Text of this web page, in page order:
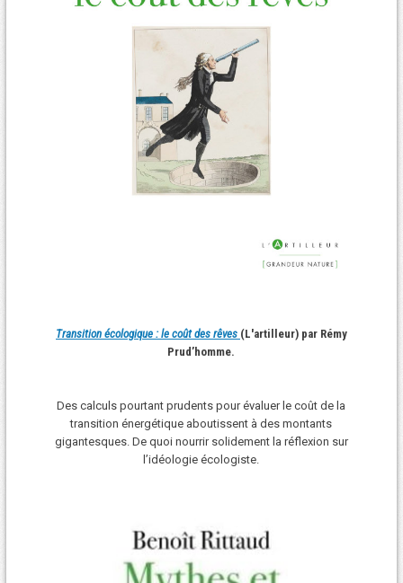
Transition écologique : le coût des rêves (L'artilleur) par Rémy
Prud’homme.
Des calculs pourtant prudents pour évaluer le coût de la
transition énergétique aboutissent à des montants
gigantesques. De quoi nourrir solidement la réflexion sur
l’idéologie écologiste.